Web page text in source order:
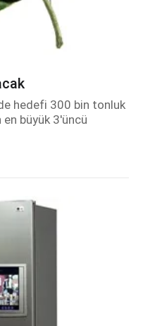
hedefi 300 bin tonluk
en büyük 3'üncü